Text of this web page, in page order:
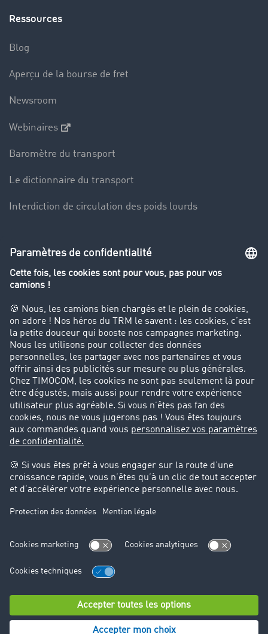
Ressources
Blog
Aperçu de la bourse de fret
Newsroom
Webinaires
Baromètre du transport
Le dictionnaire du transport
Interdiction de circulation des poids lourds
Parrainage clients
Cadre légal
Mentions légales
CGV
Protection des données
Cookie-Einstellungen
Support
Support technique
© TIMOCOM GmbH 2024. Tous droits réservés